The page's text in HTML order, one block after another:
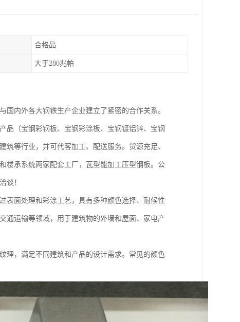
合格品
大于280兆帕
国内外各大钢铁生产企业建立了紧密的合作关系。
品（宝钢彩钢板、宝钢彩涂板、宝钢镀铝锌、宝钢
等行业，并可代客加工、配送服务。货源充足、
楼承系统两家配套工厂，瓦型能加工压型钢板。公
谈！
表面处理和彩涂工艺，具有多种颜色选择、耐候性
通运输等领域，用于建筑物的外墙和屋面、家电产
理，满足不同建筑和产品的设计需求。常见的颜色